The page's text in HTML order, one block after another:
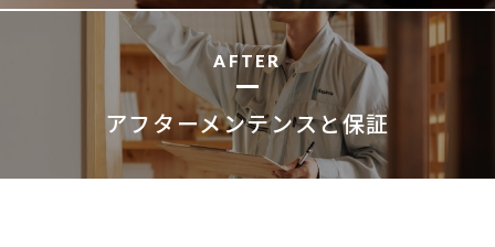
AFTER
アフターメンテンスと保証